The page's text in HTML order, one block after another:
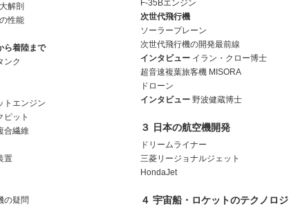
解剖
性能
ら着陸まで
ンク
トエンジン
ピット
合繊維
置
の疑問
F-35Bエンジン
次世代飛行機
ソーラープレーン
次世代飛行機の開発最前線
インタビューイラン・クロー博士
超音速複葉旅客機 MISORA
ドローン
インタビュー野波健蔵博士
３ 日本の航空機開発
ドリームライナー
三菱リージョナルジェット
HondaJet
４ 宇宙船・ロケットのテクノロジ